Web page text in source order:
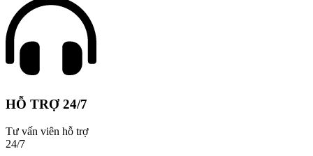
HỖ TRỢ 24/7
Tư vấn viên hỗ trợ
24/7